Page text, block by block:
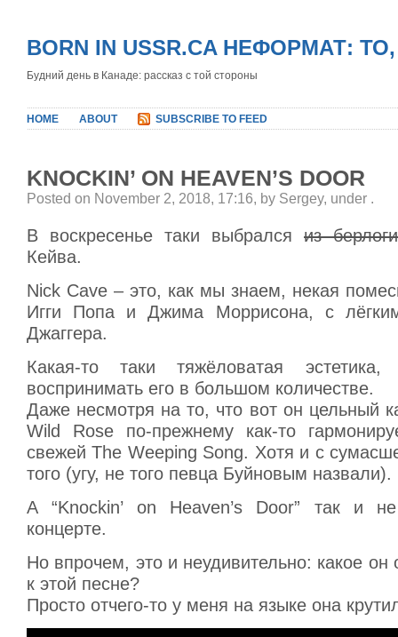
BORN IN USSR.CA НЕФОРМАТ:
Будний день в Канаде: рассказ с той стороны
HOME ABOUT SUBSCRIBE TO FEED
KNOCKIN’ ON HEAVEN’S DOOR
Posted on November 2, 2018, 17:16, by Sergey, under .
В воскресенье таки выбрался из берлоги
Кейва.
Nick Cave – это, как мы знаем, некая
Игги Попа и Джима Моррисона, с
Джаггера.
Какая-то таки тяжёловатая
воспринимать его в большом количестве.
Даже несмотря на то, что вот он цельный
Wild Rose по-прежнему как-то
свежей The Weeping Song. Хотя и с
того (угу, не того певца Буйновым назвали).
А “Knockin’ on Heaven’s Door” так и
концерте.
Но впрочем, это и неудивительно: какое он
к этой песне?
Просто отчего-то у меня на языке она